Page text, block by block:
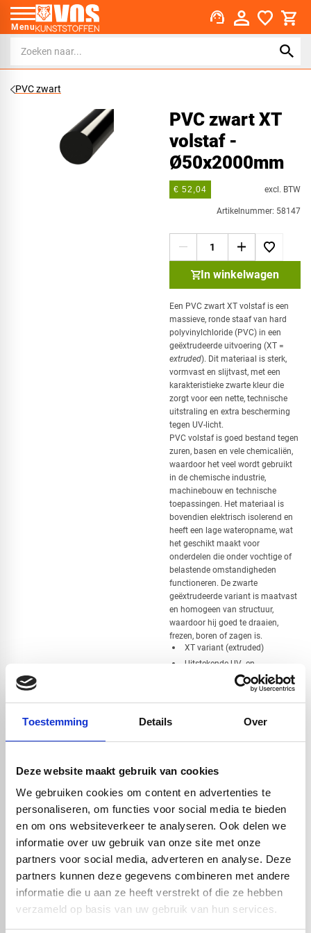
Toestemming Details Over
Deze website maakt gebruik van cookies
We gebruiken cookies om content en advertenties te
personaliseren, om functies voor social media te bieden
en om ons websiteverkeer te analyseren. Ook delen we
informatie over uw gebruik van onze site met onze
partners voor social media, adverteren en analyse. Deze
partners kunnen deze gegevens combineren met andere
informatie die u aan ze heeft verstrekt of die ze hebben
verzameld op basis van uw gebruik van hun services.
Menu support_agent
PVC zwart
PVC zwart XT
volstaf -
Ø50x2000mm
€ 52,04 excl. BTW
Artikelnummer: 58147
In winkelwagen
Een PVC zwart XT volstaf is een
massieve, ronde staaf van hard
polyvinylchloride (PVC) in een
geëxtrudeerde uitvoering (XT =
extruded). Dit materiaal is sterk,
vormvast en slijtvast, met een
karakteristieke zwarte kleur die
zorgt voor een nette, technische
uitstraling en extra bescherming
tegen UV-licht.
PVC volstaf is goed bestand tegen
zuren, basen en vele chemicaliën,
waardoor het veel wordt gebruikt
in de chemische industrie,
machinebouw en technische
toepassingen. Het materiaal is
bovendien elektrisch isolerend en
heeft een lage wateropname, wat
het geschikt maakt voor
onderdelen die onder vochtige of
belastende omstandigheden
functioneren. De zwarte
geëxtrudeerde variant is maatvast
en homogeen van structuur,
waardoor hij goed te draaien,
frezen, boren of zagen is.
XT variant (extruded)
Uitstekende UV- en
weerbestendigheid
Diameter: 50mm
Lengte: 2000mm
Handig om er bij te kopen